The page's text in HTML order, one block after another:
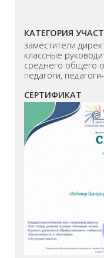
КАТЕГОРИЯ
заместители
классные
среднего общего
педагоги,
СЕРТИФИКАТ